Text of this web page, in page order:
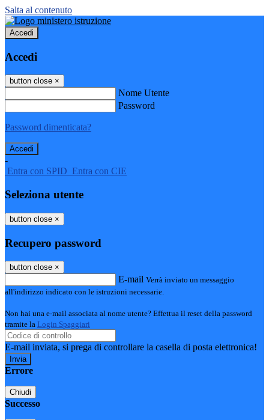
Salta al contenuto
Accedi
Accedi
button close ×
Nome Utente
Password
Password dimenticata?
-
Entra con SPID Entra con CIE
Seleziona utente
button close ×
Recupero password
button close ×
E-mail Verrà inviato un messaggio
all'indirizzo indicato con le istruzioni necessarie.
Non hai una e-mail associata al nome utente? Effettua il reset della password
tramite la Login Spaggiari
E-mail inviata, si prega di controllare la casella di posta elettronica!
Errore
Chiudi
Successo